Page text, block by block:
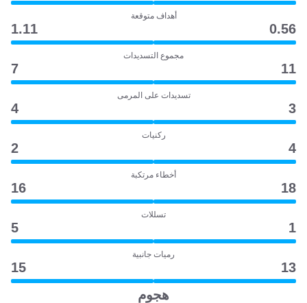
أهداف متوقعة
0.56
1.11
مجموع التسديدات
11
7
تسديدات على المرمى
3
4
ركنيات
4
2
أخطاء مرتكبة
18
16
تسللات
1
5
رميات جانبية
13
15
هجوم